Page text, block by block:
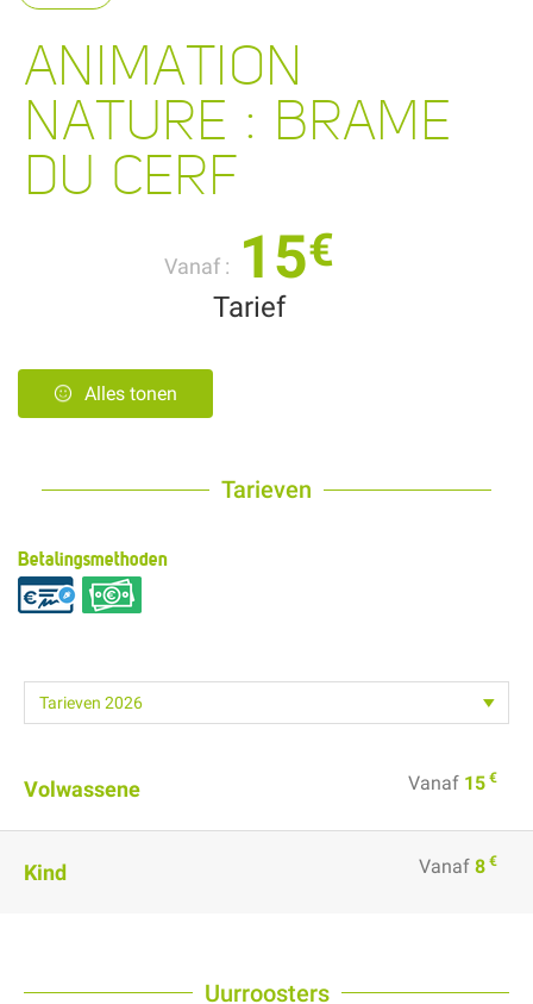
ANIMATION
NATURE : BRAME
DU CERF
Vanaf : 15€
Tarief
Alles tonen
Tarieven
Betalingsmethoden
Volwassene Vanaf 15 €
Kind Vanaf 8 €
Uurroosters